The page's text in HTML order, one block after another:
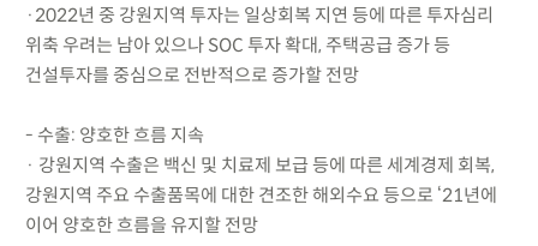
·2022년 중 강원지역 투자는 일상회복 지연 등에 따른 투자심리
위축 우려는 남아 있으나 SOC 투자 확대, 주택공급 증가 등
건설투자를 중심으로 전반적으로 증가할 전망
- 수출: 양호한 흐름 지속
· 강원지역 수출은 백신 및 치료제 보급 등에 따른 세계경제 회복,
강원지역 주요 수출품목에 대한 견조한 해외수요 등으로 ‘21년에
이어 양호한 흐름을 유지할 전망